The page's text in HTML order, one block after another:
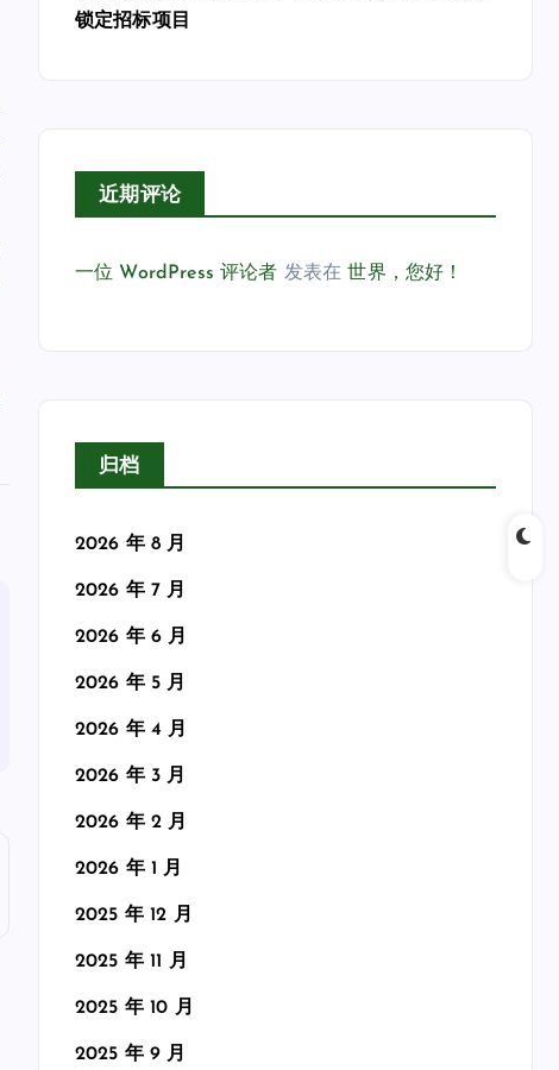
锁定招标项目
近期评论
一位 WordPress 评论者 发表在世界，您好！
归档
2026 年 8 月
2026 年 7 月
2026 年 6 月
2026 年 5 月
2026 年 4 月
2026 年 3 月
2026 年 2 月
2026 年 1 月
2025 年 12 月
2025 年 11 月
2025 年 10 月
2025 年 9 月